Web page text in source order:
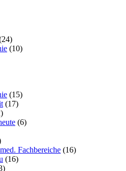
(10)
(15)
(17)
(6)
Fachbereiche (16)
(16)